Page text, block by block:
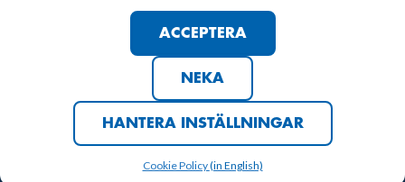
ACCEPTERA
NEKA
HANTERA INSTÄLLNINGAR
Cookie Policy
COPYRIGHT © 2023 TRELLEBORGS FF